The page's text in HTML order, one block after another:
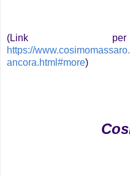
(Link per
https://
ancora.html#more)
Cosimo